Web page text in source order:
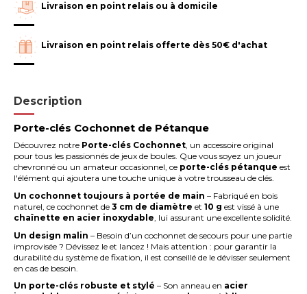
Livraison en point relais ou à domicile
Livraison en point relais offerte dès 50€ d'achat
Description
Porte-clés Cochonnet de Pétanque
Découvrez notre Porte-clés Cochonnet, un accessoire original
pour tous les passionnés de jeux de boules. Que vous soyez un joueur
chevronné ou un amateur occasionnel, ce porte-clés pétanque est
l'élément qui ajoutera une touche unique à votre trousseau de clés.
Un cochonnet toujours à portée de main – Fabriqué en bois
naturel, ce cochonnet de3 cm de diamètre et10 g est vissé à une
chaînette en acier inoxydable , lui assurant une excellente solidité.
Un design malin – Besoin d’un cochonnet de secours pour une partie
improvisée ? Dévissez le et lancez ! Mais attention : pour garantir la
durabilité du système de fixation, il est conseillé de le dévisser seulement
en cas de besoin.
Un porte-clés robuste et stylé – Son anneau en acier